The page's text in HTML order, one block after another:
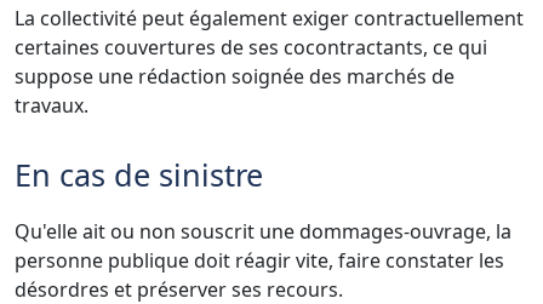
La collectivité peut également exiger contractuellement
certaines couvertures de ses cocontractants, ce qui
suppose une rédaction soignée des marchés de
travaux.
En cas de sinistre
Qu'elle ait ou non souscrit une dommages-ouvrage, la
personne publique doit réagir vite, faire constater les
désordres et préserver ses recours.